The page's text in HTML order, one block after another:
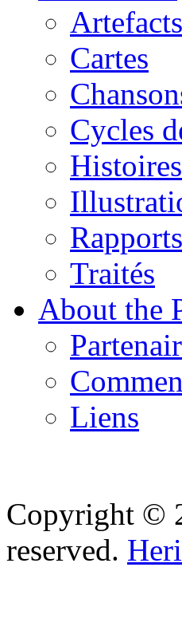
Artefacts
Cartes
Cycles
Rapports
Traités
About the
Liens
Copyright ©
reserved.